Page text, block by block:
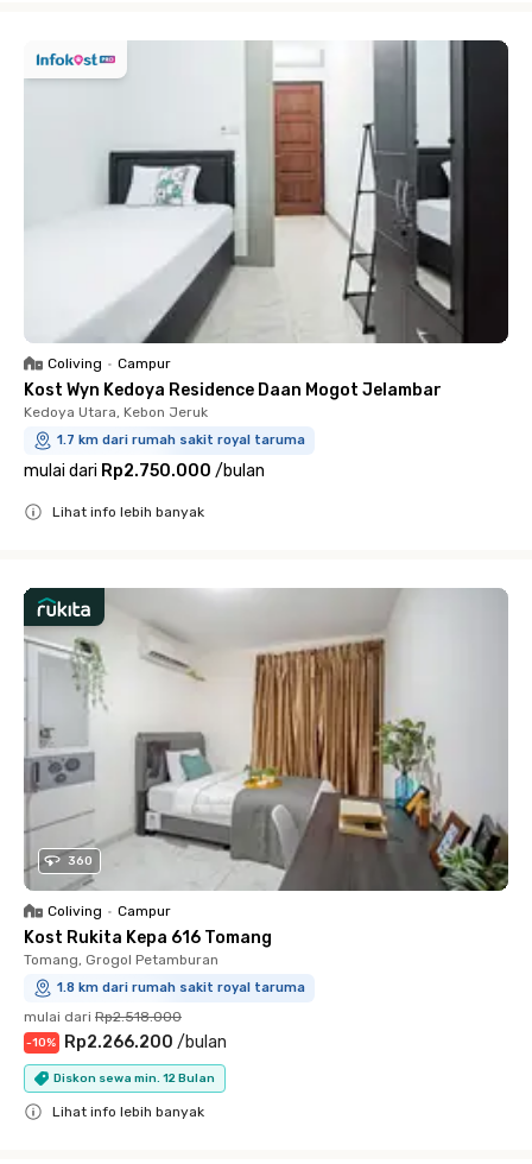
Coliving • Campur
Kost Wyn Kedoya Residence Daan Mogot Jelambar
Kedoya Utara, Kebon Jeruk
1.7 km dari rumah sakit royal taruma
mulai dari Rp2.750.000 /bulan
Lihat info lebih banyak
360
Coliving • Campur
Kost Rukita Kepa 616 Tomang
Tomang, Grogol Petamburan
1.8 km dari rumah sakit royal taruma
mulai dari Rp2.518.000
-10% Rp2.266.200 /bulan
Diskon sewa min. 12 Bulan
Lihat info lebih banyak